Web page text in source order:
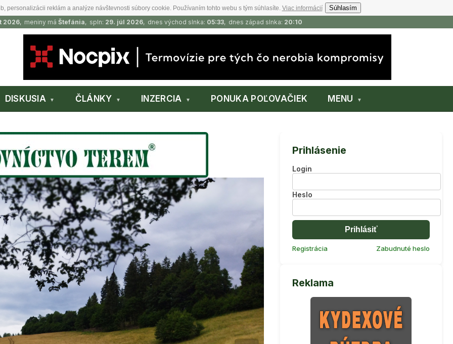
personalizácii reklám a analýze návštevnosti súbory cookie. Používaním tohto webu s tým súhlasíte. Viac informácií
Súhlasím
2026, meniny má Štefánia, spln: 29. júl 2026, dnes východ slnka: 05:33, dnes západ slnka: 20:10
DISKUSIA ČLÁNKY INZERCIA PONUKA POĽOVAČIEK MENU
Prihlásenie
Login
Heslo
Prihlásiť
Registrácia Zabudnuté heslo
Reklama